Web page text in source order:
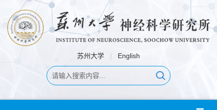
苏州大学 | English